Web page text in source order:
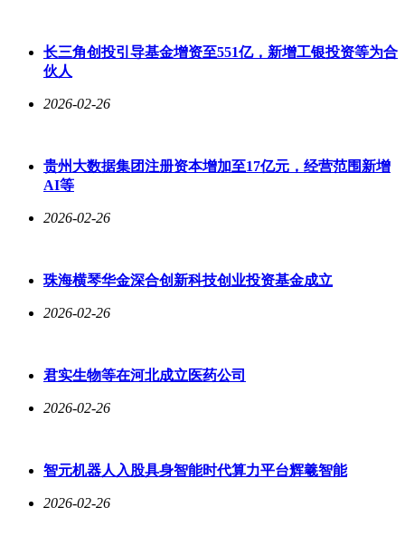
长三角创投引导基金增资至551亿，新增工银投资等为合
伙人
2026-02-26
贵州大数据集团注册资本增加至17亿元，经营范围新增
AI等
2026-02-26
珠海横琴华金深合创新科技创业投资基金成立
2026-02-26
君实生物等在河北成立医药公司
2026-02-26
智元机器人入股具身智能时代算力平台辉羲智能
2026-02-26